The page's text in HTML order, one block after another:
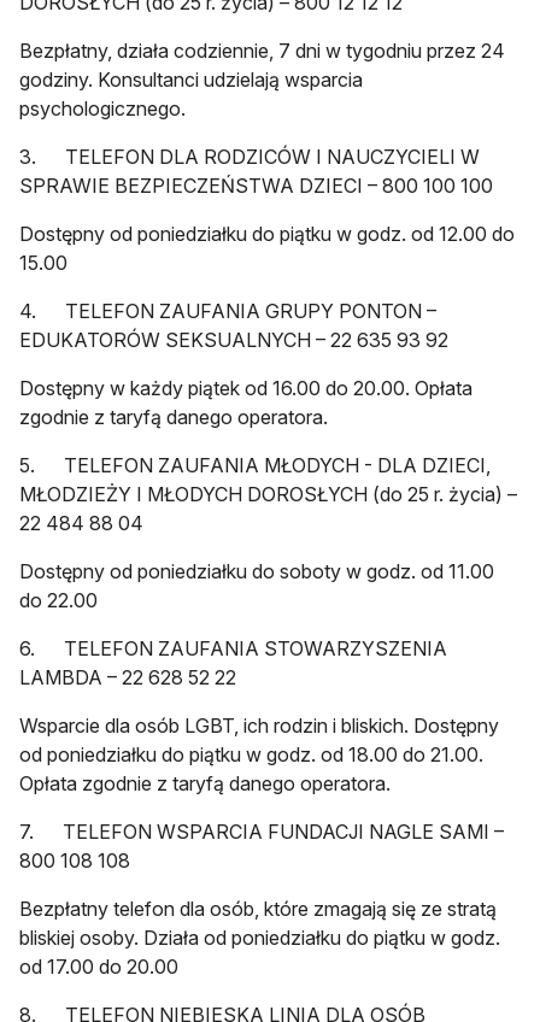
Bezpłatny, działa codziennie, 7 dni w tygodniu przez 24
godziny. Konsultanci udzielają wsparcia
psychologicznego.
3. TELEFON DLA RODZICÓW I NAUCZYCIELI W
SPRAWIE BEZPIECZEŃSTWA DZIECI – 800 100 100
Dostępny od poniedziałku do piątku w godz. od 12.00 do
15.00
4. TELEFON ZAUFANIA GRUPY PONTON –
EDUKATORÓW SEKSUALNYCH – 22 635 93 92
Dostępny w każdy piątek od 16.00 do 20.00. Opłata
zgodnie z taryfą danego operatora.
5. TELEFON ZAUFANIA MŁODYCH - DLA DZIECI,
MŁODZIEŻY I MŁODYCH DOROSŁYCH (do 25 r. życia) –
22 484 88 04
Dostępny od poniedziałku do soboty w godz. od 11.00
do 22.00
6. TELEFON ZAUFANIA STOWARZYSZENIA
LAMBDA – 22 628 52 22
Wsparcie dla osób LGBT, ich rodzin i bliskich. Dostępny
od poniedziałku do piątku w godz. od 18.00 do 21.00.
Opłata zgodnie z taryfą danego operatora.
7. TELEFON WSPARCIA FUNDACJI NAGLE SAMI –
800 108 108
Bezpłatny telefon dla osób, które zmagają się ze stratą
bliskiej osoby. Działa od poniedziałku do piątku w godz.
od 17.00 do 20.00
8. TELEFON NIEBIESKA LINIA DLA OSÓB